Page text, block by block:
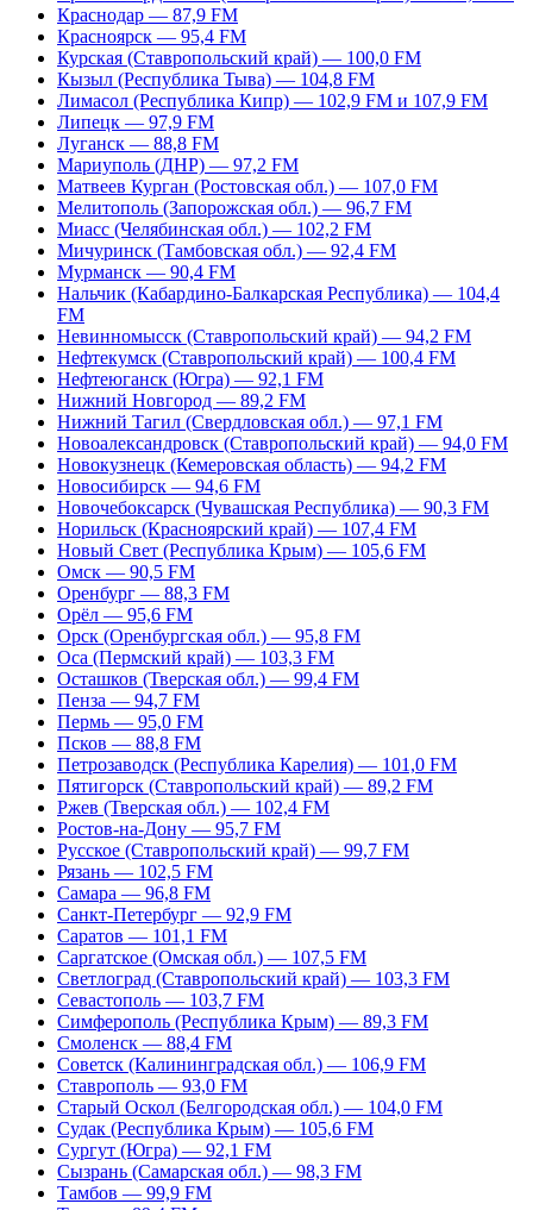
Краснодар — 87,9 FM
Красноярск — 95,4 FM
Курская (Ставропольский край) — 100,0 FM
Кызыл (Республика Тыва) — 104,8 FM
Лимасол (Республика Кипр) — 102,9 FM и 107,9 FM
Липецк — 97,9 FM
Луганск — 88,8 FM
Мариуполь (ДНР) — 97,2 FM
Матвеев Курган (Ростовская обл.) — 107,0 FM
Мелитополь (Запорожская обл.) — 96,7 FM
Миасс (Челябинская обл.) — 102,2 FM
Мичуринск (Тамбовская обл.) — 92,4 FM
Мурманск — 90,4 FM
Нальчик (Кабардино-Балкарская Республика) — 104,4
FM
Невинномысск (Ставропольский край) — 94,2 FM
Нефтекумск (Ставропольский край) — 100,4 FM
Нефтеюганск (Югра) — 92,1 FM
Нижний Новгород — 89,2 FM
Нижний Тагил (Свердловская обл.) — 97,1 FM
Новоалександровск (Ставропольский край) — 94,0 FM
Новокузнецк (Кемеровская область) — 94,2 FM
Новосибирск — 94,6 FM
Новочебоксарск (Чувашская Республика) — 90,3 FM
Норильск (Красноярский край) — 107,4 FM
Новый Свет (Республика Крым) — 105,6 FM
Омск — 90,5 FM
Оренбург — 88,3 FM
Орёл — 95,6 FM
Орск (Оренбургская обл.) — 95,8 FM
Оса (Пермский край) — 103,3 FM
Осташков (Тверская обл.) — 99,4 FM
Пенза — 94,7 FM
Пермь — 95,0 FM
Псков — 88,8 FM
Петрозаводск (Республика Карелия) — 101,0 FM
Пятигорск (Ставропольский край) — 89,2 FM
Ржев (Тверская обл.) — 102,4 FM
Ростов-на-Дону — 95,7 FM
Русское (Ставропольский край) — 99,7 FM
Рязань — 102,5 FM
Самара — 96,8 FM
Санкт-Петербург — 92,9 FM
Саратов — 101,1 FM
Саргатское (Омская обл.) — 107,5 FM
Светлоград (Ставропольский край) — 103,3 FM
Севастополь — 103,7 FM
Симферополь (Республика Крым) — 89,3 FM
Смоленск — 88,4 FM
Советск (Калининградская обл.) — 106,9 FM
Ставрополь — 93,0 FM
Старый Оскол (Белгородская обл.) — 104,0 FM
Судак (Республика Крым) — 105,6 FM
Сургут (Югра) — 92,1 FM
Сызрань (Самарская обл.) — 98,3 FM
Тамбов — 99,9 FM